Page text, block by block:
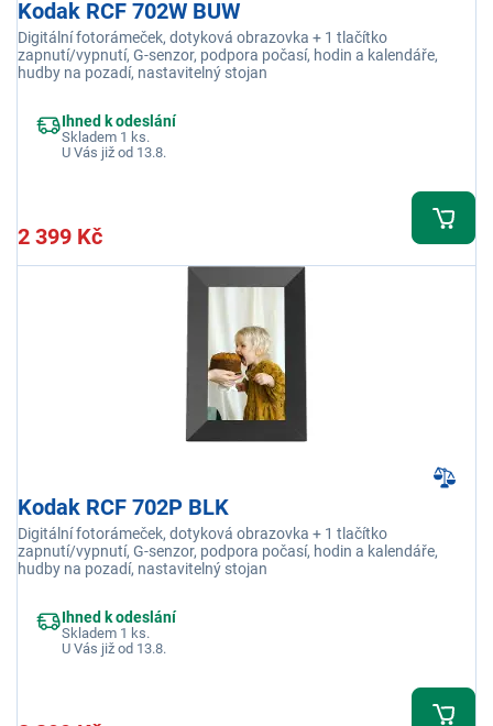
Kodak RCF 702W BUW
Digitální fotorámeček, dotyková obrazovka + 1 tlačítko
zapnutí/vypnutí, G-senzor, podpora počasí, hodin a kalendáře,
hudby na pozadí, nastavitelný stojan
Ihned k odeslání
Skladem 1 ks.
U Vás již od 13.8.
2 399 Kč
Kodak RCF 702P BLK
Digitální fotorámeček, dotyková obrazovka + 1 tlačítko
zapnutí/vypnutí, G-senzor, podpora počasí, hodin a kalendáře,
hudby na pozadí, nastavitelný stojan
Ihned k odeslání
Skladem 1 ks.
U Vás již od 13.8.